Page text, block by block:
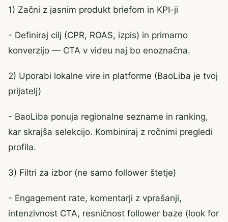
1) Začni z jasnim produkt briefom in KPI-ji
- Definiraj cilj (CPR, ROAS, izpis) in primarno
konverzijo — CTA v videu naj bo enoznačna.
2) Uporabi lokalne vire in platforme (BaoLiba je tvoj
prijatelj)
- BaoLiba ponuja regionalne sezname in ranking,
kar skrajša selekcijo. Kombiniraj z ročnimi pregledi
profila.
3) Filtri za izbor (ne samo follower štetje)
- Engagement rate, komentarji z vprašanji,
intenzivnost CTA, resničnost follower baze (look for